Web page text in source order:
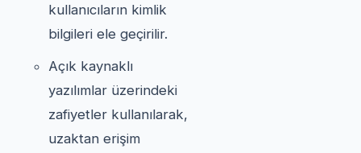
kullanıcıların kimlik
bilgileri ele geçirilir.
Açık kaynaklı
yazılımlar üzerindeki
zafiyetler kullanılarak,
uzaktan erişim